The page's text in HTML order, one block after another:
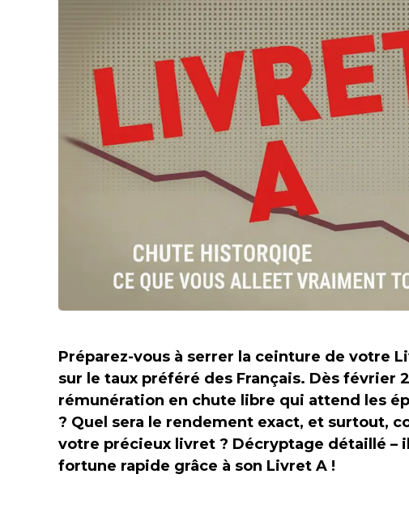
Préparez-vous à serrer la ceinture de votre
sur le taux préféré des Français. Dès février
rémunération en chute libre qui attend les
? Quel sera le rendement exact, et surtout,
votre précieux livret ? Décryptage détaillé –
fortune rapide grâce à son Livret A !